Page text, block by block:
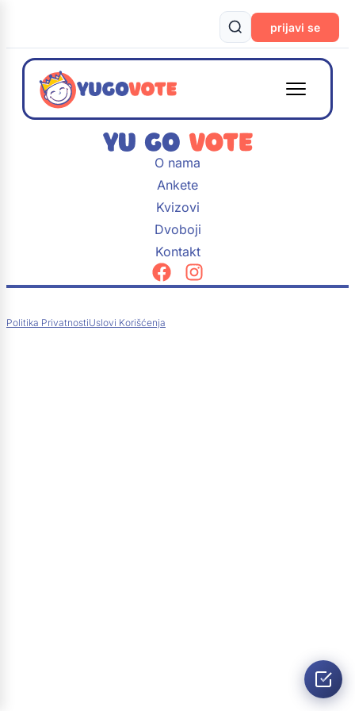
prijavi se
O nama
Ankete
Kvizovi
Dvoboji
Kontakt
Politika PrivatnostiUslovi Korišćenja